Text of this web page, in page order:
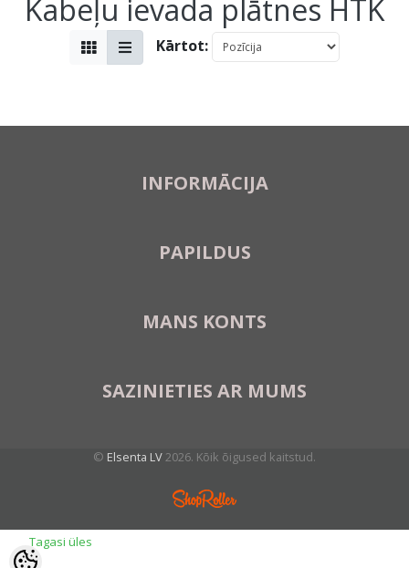
Kabeļu ievada plātnes HTK
Kārtot:
INFORMĀCIJA
PAPILDUS
MANS KONTS
SAZINIETIES AR MUMS
© Elsenta LV2026. Kõik õigused kaitstud.
Tagasi üles